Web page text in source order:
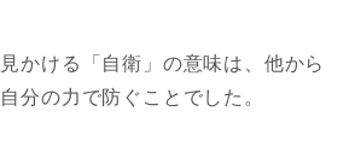
かける「自衛」の意味は、他から
分の力で防ぐことでした。